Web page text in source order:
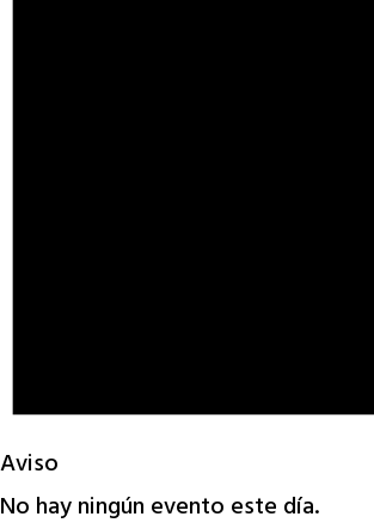
Aviso
No hay ningún evento este día.